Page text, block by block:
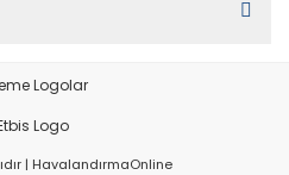
| HavalandırmaOnline